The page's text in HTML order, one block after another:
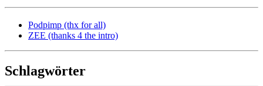
Podpimp (thx for all)
ZEE (thanks 4 the intro)
Schlagwörter